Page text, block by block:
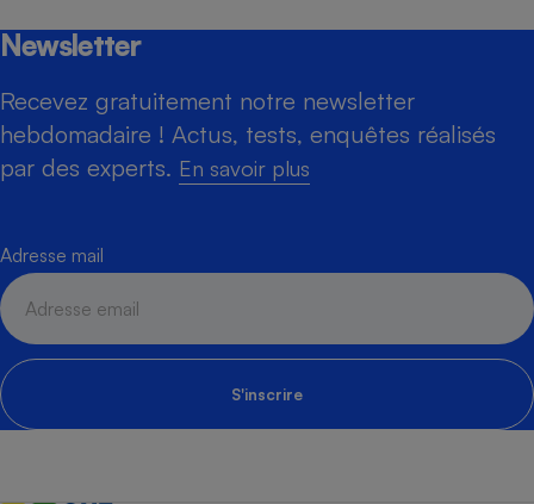
Newsletter
Recevez gratuitement notre newsletter
hebdomadaire ! Actus, tests, enquêtes réalisés
par des experts. En savoir plus
Adresse mail
S'inscrire